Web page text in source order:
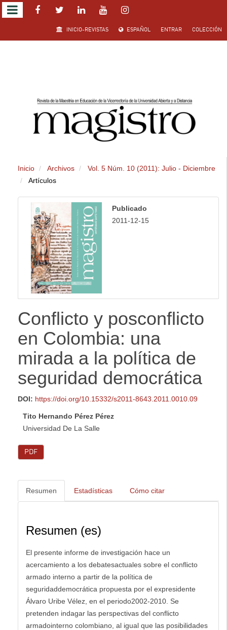
Salto
rápido
Navegación
principal
Contenido
principal
lateral
INICIO-REVISTAS ESPAÑOL ENTRAR COLECCIÓN
Inicio Archivos
Vol. 5 Núm. 10 (2011): Julio - Diciembre
Artículos
Publicado
2011-12-15
Conflicto y posconflicto
en Colombia: una
mirada a la política de
seguridad democrática
DOI: https://doi.org/10.15332/s2011-8643.2011.0010.09
Tito Hernando Pérez Pérez
Universidad De La Salle
PDF
Resumen Estadísticas Cómo citar
Resumen (es)
El presente informe de investigación hace un
acercamiento a los debatesactuales sobre el conflicto
armado interno a partir de la política de
seguridaddemocrática propuesta por el expresidente
Álvaro Uribe Vélez, en el periodo2002-2010. Se
pretenden indagar las perspectivas del conflicto
armadointerno colombiano, al igual que las posibilidades